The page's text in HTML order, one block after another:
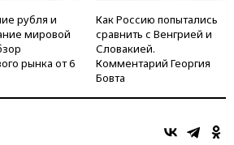
рубля и
мировой
рынка от 6
Как Россию попытались
сравнить с Венгрией и
Словакией.
Комментарий Георгия
Бовта